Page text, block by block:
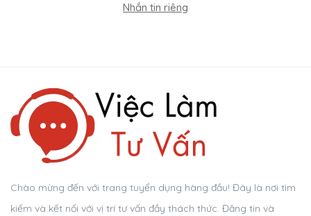
Nhắn tin riêng
Chào mừng đến với trang tuyển dụng hàng đầu! Đây là nơi tìm
kiếm và kết nối với vị trí tư vấn đầy thách thức. Đăng tin và